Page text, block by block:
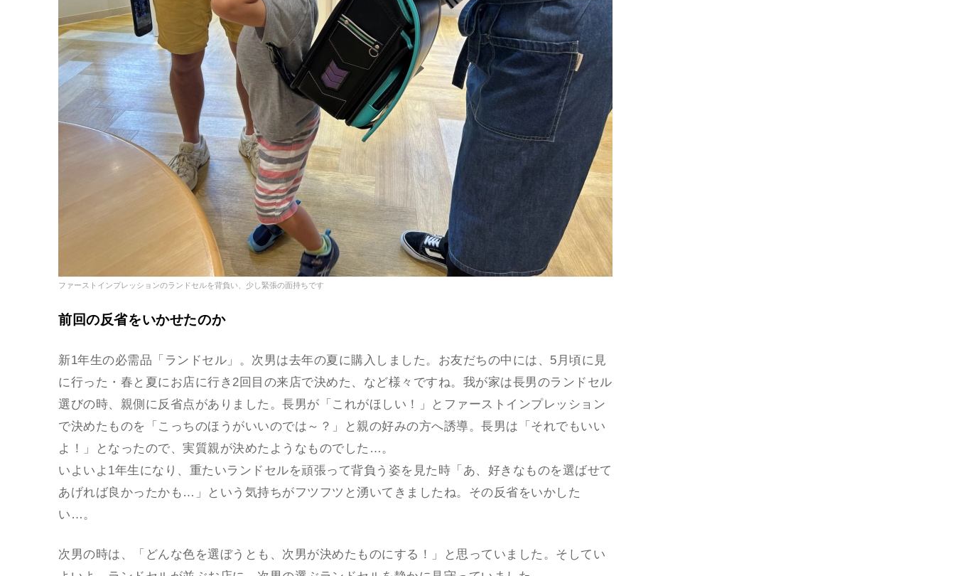
ファーストインプレッションのランドセルを背負い、少し緊張の面持ちです
前回の反省をいかせたのか
新1年生の必需品「ランドセル」。次男は去年の夏に購入しました。お友だちの中には、5月頃に見
に行った・春と夏にお店に行き2回目の来店で決めた、など様々ですね。我が家は長男のランドセル
選びの時、親側に反省点がありました。長男が「これがほしい！」とファーストインプレッション
で決めたものを「こっちのほうがいいのでは～？」と親の好みの方へ誘導。長男は「それでもいい
よ！」となったので、実質親が決めたようなものでした…。
いよいよ1年生になり、重たいランドセルを頑張って背負う姿を見た時「あ、好きなものを選ばせて
あげれば良かったかも…」という気持ちがフツフツと湧いてきましたね。その反省をいかした
い…。
次男の時は、「どんな色を選ぼうとも、次男が決めたものにする！」と思っていました。そしてい